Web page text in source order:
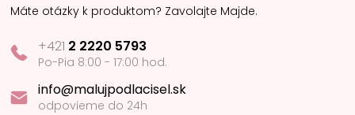
Máte otázky k produktom? Zavolajte Majde.
+421 2 2220 5793
Po-Pia 8:00 - 17:00 hod.
info@malujpodlacisel.sk
odpovieme do 24h